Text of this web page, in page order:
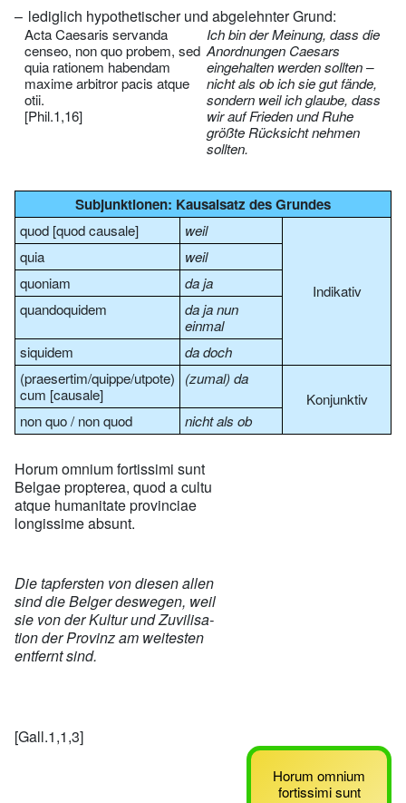
lediglich hypothetischer und abgelehnter Grund:
Acta Caesaris servanda
censeo, non quo probem, sed
quia rationem habendam
maxime arbitror pacis atque
otii.
[Phil.1,16]
Ich bin der Meinung, dass die
Anordnungen Caesars
eingehalten werden sollten –
nicht als ob ich sie gut fände,
sondern weil ich glaube, dass
wir auf Frieden und Ruhe
größte Rücksicht nehmen
sollten.
Subjunktionen: Kausalsatz des Grundes
quod [quod causale] weil
Indikativ
quia
weil
quoniam
da ja
quandoquidem
da ja nun
einmal
siquidem
da doch
(praesertim/quippe/utpote)
cum [causale]
(zumal) da
Konjunktiv
non quo / non quod
nicht als ob
Horum omnium fortissimi sunt
Belgae propterea, quod a cultu
atque humanitate provinciae
longissime absunt.
Die tapfersten von diesen allen
sind die Belger deswegen, weil
sie von der Kultur und Zuvilisa-
tion der Provinz am weitesten
entfernt sind.
[Gall.1,1,3]
Horum omnium
fortissimi sunt